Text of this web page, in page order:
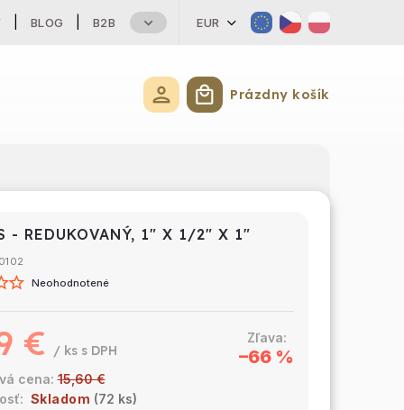
BLOG B2B EUR
Nákupný košík
Prázdny košík
- REDUKOVANÝ, 1" X 1/2" X 1"
Neohodnotené
15,60 €
–66 %
€ / ks
Skladom (72 ks)